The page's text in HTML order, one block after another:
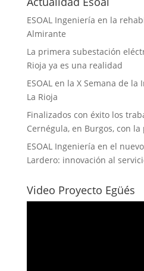
ESOAL Ingeniería en la
Almirante
La primera subestación
Rioja ya es una realidad
ESOAL en la X Semana de
La Rioja
Finalizados con éxito los
Cernégula, en Burgos, con
ESOAL Ingeniería en el
Lardero: innovación al
Video Proyecto Egüés